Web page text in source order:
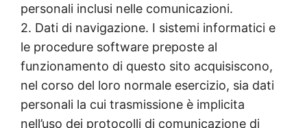
personali inclusi nelle comunicazioni.
2. Dati di navigazione. I sistemi informatici e
le procedure software preposte al
funzionamento di questo sito acquisiscono,
nel corso del loro normale esercizio, sia dati
personali la cui trasmissione è implicita
nell’uso dei protocolli di comunicazione di